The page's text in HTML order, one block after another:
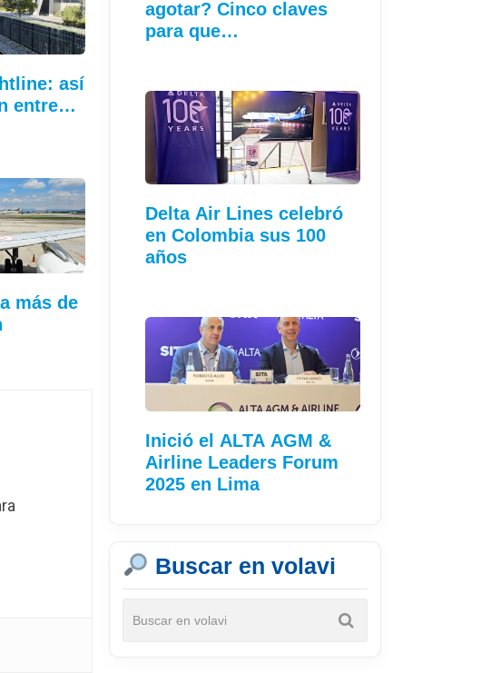
así
entre…
más de
agotar? Cinco claves
para que…
Delta Air Lines celebró
en Colombia sus 100
años
Inició el ALTA AGM &
Airline Leaders Forum
2025 en Lima
Buscar en volavi